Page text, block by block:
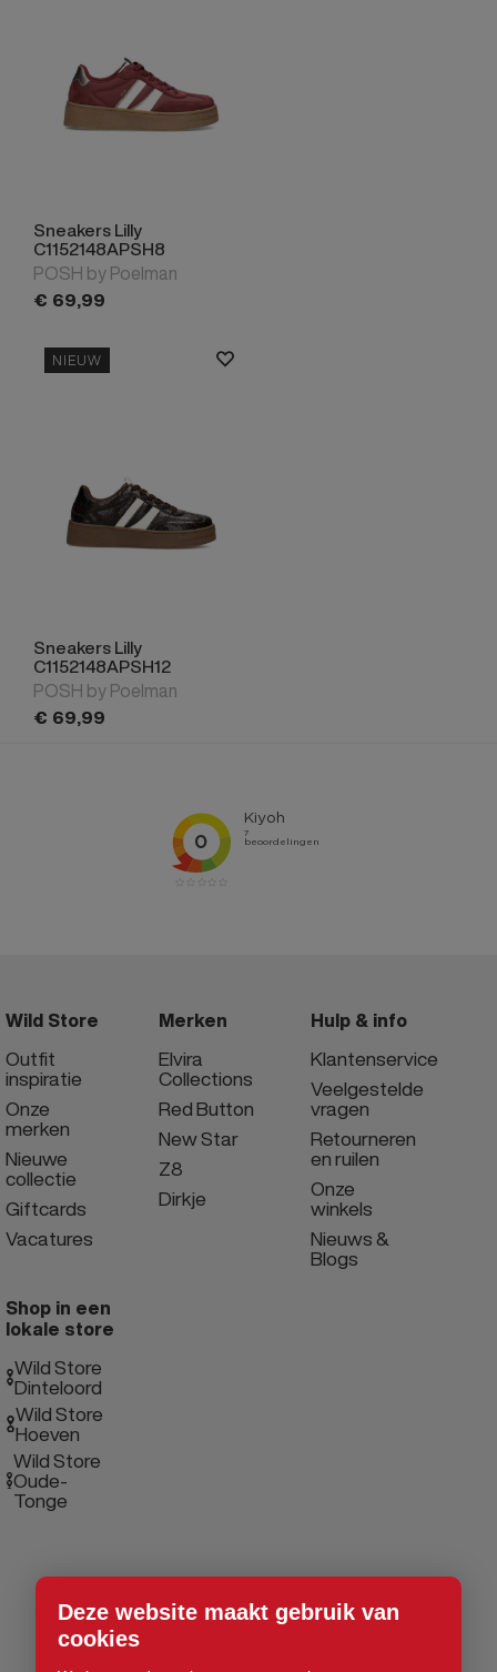
Deze website maakt gebruik van
cookies
Sneakers Lilly
C1152148APSH8
POSH by Poelman
€ 69,99
NIEUW
Sneakers Lilly
C1152148APSH12
POSH by Poelman
€ 69,99
Wild Store
Outfit
inspiratie
Onze
merken
Nieuwe
collectie
Giftcards
Vacatures
Merken
Elvira
Collections
Red Button
New Star
Z8
Dirkje
Hulp & info
Klantenservice
Veelgestelde
vragen
Retourneren
en ruilen
Onze
winkels
Nieuws &
Blogs
Shop in een
lokale store
Wild Store
Dinteloord
Wild Store
Hoeven
Wild Store
Oude-
Tonge